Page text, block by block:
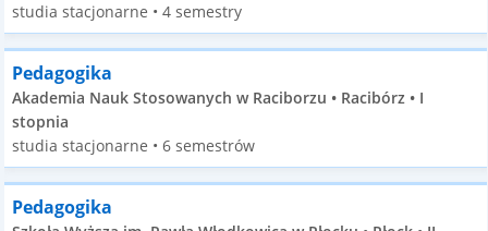
studia stacjonarne • 4 semestry
Pedagogika
Akademia Nauk Stosowanych w Raciborzu • Racibórz • I
stopnia
studia stacjonarne • 6 semestrów
Pedagogika